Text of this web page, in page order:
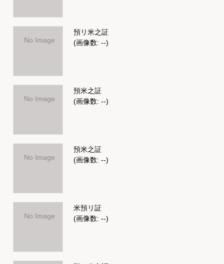
No Image
預リ米之証
(画像数: --)
No Image
預米之証
(画像数: --)
No Image
預米之証
(画像数: --)
No Image
米預リ証
(画像数: --)